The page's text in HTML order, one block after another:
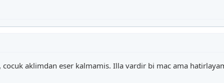
aklimdan eser kalmamis. Illa vardir bi mac ama